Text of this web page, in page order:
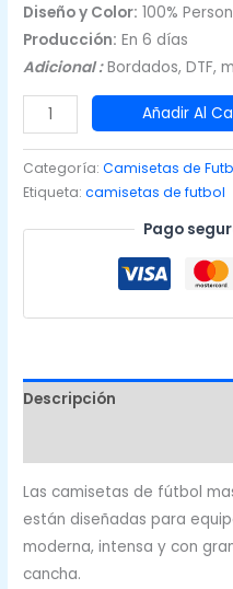
Diseño y Color: 100%
Producción: En 6 días
Adicional :Bordados, DTF,
Camisetas
de
Fútbol
Masculinas
cantidad
Añadir Al
Categoría:Camisetas de
Etiqueta:camisetas de futbol
Pago
Descripción
Las camisetas de fútbol
están diseñadas para
moderna, intensa y con
cancha.